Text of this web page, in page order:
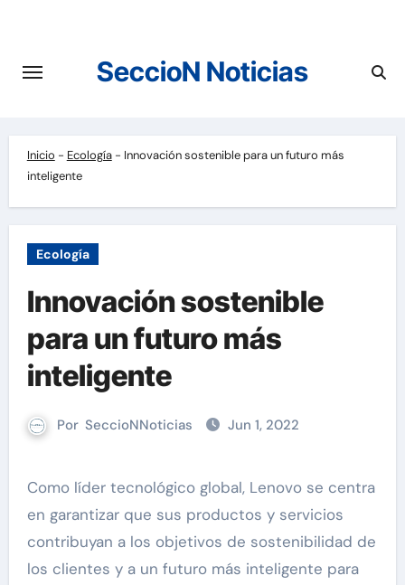
contenido
SeccioN Noticias
Inicio - Ecología- Innovación sostenible para un futuro más
inteligente
Ecología
Innovación sostenible
para un futuro más
inteligente
Por SeccioNNoticias Jun 1, 2022
Como líder tecnológico global, Lenovo se centra
en garantizar que sus productos y servicios
contribuyan a los objetivos de sostenibilidad de
los clientes y a un futuro más inteligente para